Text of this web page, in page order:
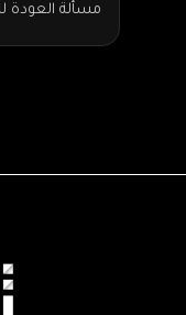
مسألة العودة